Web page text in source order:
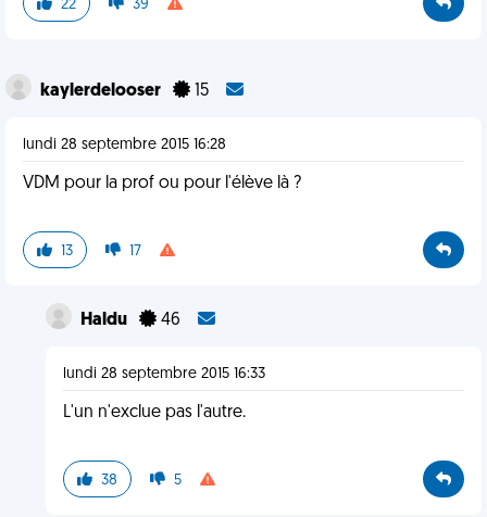
22 39
kaylerdelooser 15
lundi 28 septembre 2015 16:28
VDM pour la prof ou pour l'élève là ?
13 17
Haldu 46
lundi 28 septembre 2015 16:33
L'un n'exclue pas l'autre.
38 5